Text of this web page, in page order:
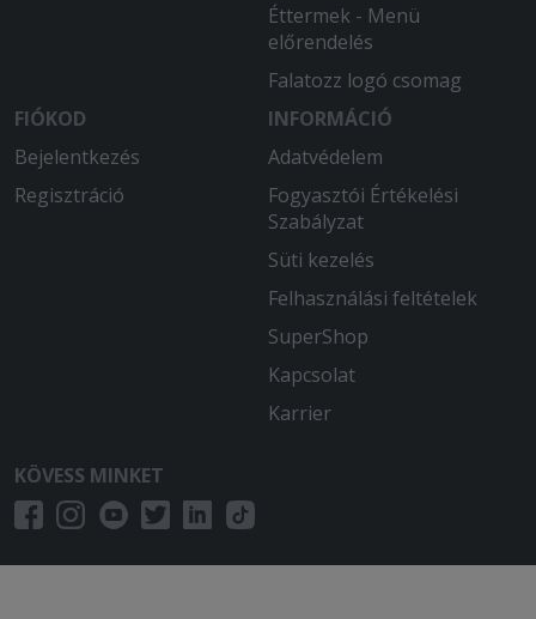
Éttermek - Menü
előrendelés
Falatozz logó csomag
FIÓKOD
Bejelentkezés
Regisztráció
INFORMÁCIÓ
Adatvédelem
Fogyasztói Értékelési
Szabályzat
Süti kezelés
Felhasználási feltételek
SuperShop
Kapcsolat
Karrier
KÖVESS MINKET